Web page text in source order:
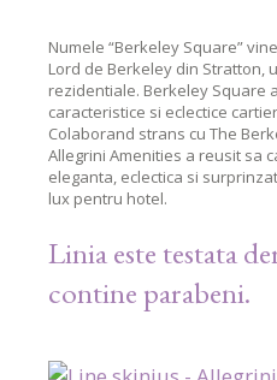
Numele “Berkeley Square”
Lord de Berkeley din Stratton,
rezidentiale. Berkeley Square
caracteristice si eclectice
Colaborand strans cu The
Allegrini Amenities a reusit sa
eleganta, eclectica si
lux pentru hotel.
Linia este testata
contine parabeni.